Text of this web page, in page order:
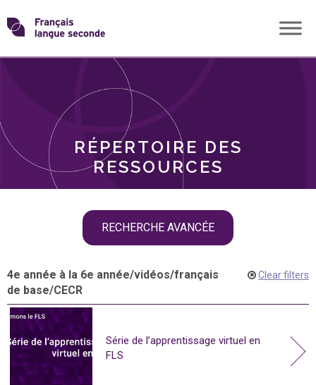
Skip
toTransformons
langue
RÉPERTOIRE DES
RESSOURCES
RECHERCHE AVANCÉE
THÈMES
4e année à la 6e année/vidéos/français
de base/CECR
Clear filters
Série de l’apprentissage virtuel en
FLS